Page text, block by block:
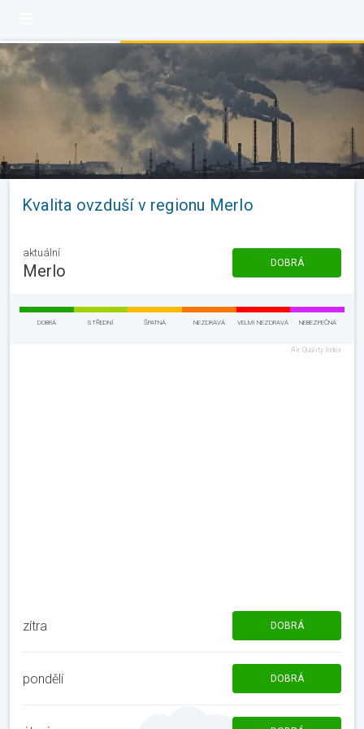
Kvalita ovzduší v regionu Merlo
aktuální
Merlo DOBRÁ
DOBRÁ STŘEDNÍ ŠPATNÁ NEZDRAVÁ VELMI NEZDRAVÁ NEBEZPEČNÁ
Air Quality Index
zítra DOBRÁ
pondělí DOBRÁ